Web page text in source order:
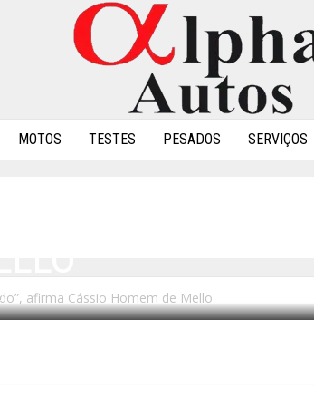
MOTOS TESTES PESADOS SERVIÇOS
afirma Cássio Homem de Mello